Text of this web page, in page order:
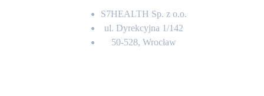
S7HEALTH Sp. z o.o.
ul. Dyrekcyjna 1/142
50-528, Wrocław